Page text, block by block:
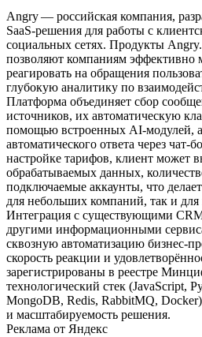
Angry — российская компания,
SaaS‑решения для работы с
социальных сетях. Продукты
позволяют компаниям эффективно
реагировать на обращения
глубокую аналитику по
Платформа объединяет сбор
источников, их автоматическую
помощью встроенных AI‑модулей,
автоматического ответа через
настройке тарифов, клиент может
обрабатываемых данных,
подключаемые аккаунты, что
для небольших компаний, так и
Интеграция с существующими
другими информационными
сквозную автоматизацию
скорость реакции и
зарегистрированы в реестре
технологический стек (JavaScript,
MongoDB, Redis, RabbitMQ,
и масштабируемость решения.
Реклама от Яндекс